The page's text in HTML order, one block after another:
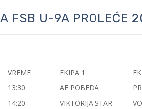
FSB U-9A PROLEĆE
VREME EKIPA 1
13:30 AF POBEDA
14:20 VIKTORIJA STAR